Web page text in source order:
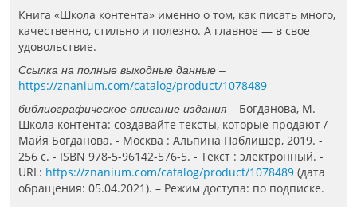
Книга «Школа контента» именно о том, как писать много,
качественно, стильно и полезно. А главное — в свое
удовольствие.
Ссылка на полные выходные данные –
https://znanium.com/catalog/product/1078489
библиографическое описание издания – Богданова, М.
Школа контента: создавайте тексты, которые продают /
Майя Богданова. - Москва : Альпина Паблишер, 2019. -
256 с. - ISBN 978-5-96142-576-5. - Текст : электронный. -
URL: https://znanium.com/catalog/product/1078489 (дата
обращения: 05.04.2021). – Режим доступа: по подписке.